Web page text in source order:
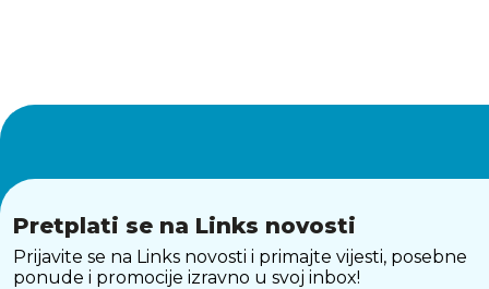
Pretplati se na Links novosti
Prijavite se na Links novosti i primajte vijesti, posebne
ponude i promocije izravno u svoj inbox!